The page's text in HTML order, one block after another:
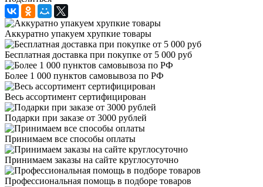
Аккуратно упакуем хрупкие товары
Бесплатная доставка при покупке от 5 000 руб
Более 1 000 пунктов самовывоза по РФ
Весь ассортимент сертифицирован
Подарки при заказе от 3000 рублей
Принимаем все способы оплаты
Принимаем заказы на сайте круглосуточно
Профессиональная помощь в подборе товаров